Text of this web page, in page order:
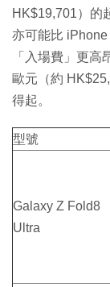
HK$19,701）的
亦可能比
「入場費」更
歐元（約
得起。
型號
Galaxy Z Fold8
Ultra